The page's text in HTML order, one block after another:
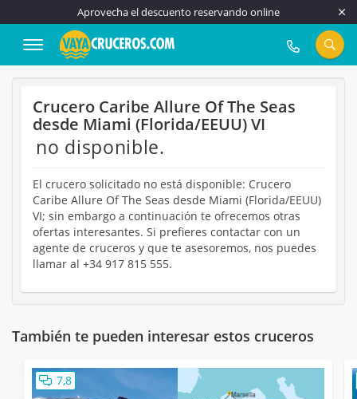
Aprovecha el descuento reservando online
917 815 555
Crucero Caribe Allure Of The Seas
desde Miami (Florida/EEUU) VI
no disponible.
El crucero solicitado no está disponible: Crucero
Caribe Allure Of The Seas desde Miami (Florida/EEUU)
VI; sin embargo a continuación te ofrecemos otras
ofertas interesantes. Si prefieres contactar con un
agente de cruceros y que te asesoremos, nos puedes
llamar al +34 917 815 555.
También te pueden interesar estos cruceros
7,8